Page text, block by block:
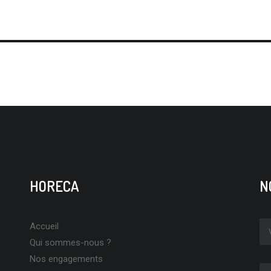
HORECA
Accueil
Qui sommes-nous ?
Nos engagements